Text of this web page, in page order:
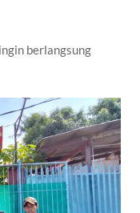
berlangsung